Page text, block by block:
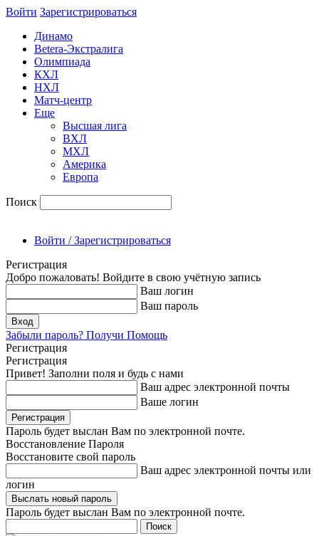
Войти Зарегиcтрироваться
Динамо
Betera-Экстралига
Олимпиада
КХЛ
НХЛ
Матч-центр
Еще
Высшая лига
ВХЛ
МХЛ
Америка
Европа
Поиск
Войти / Зарегистрироваться
Регистрация
Добро пожаловать! Войдите в свою учётную запись
Ваш логин
Ваш пароль
Забыли пароль? Получи Помощь
Регистрация
Регистрация
Привет! Заполни поля и будь с нами
Ваш адрес электронной почты
Ваше логин
Пароль будет выслан Вам по электронной почте.
Восстановление Пароля
Восстановите свой пароль
Ваш адрес электронной почты или
логин
Пароль будет выслан Вам по электронной почте.